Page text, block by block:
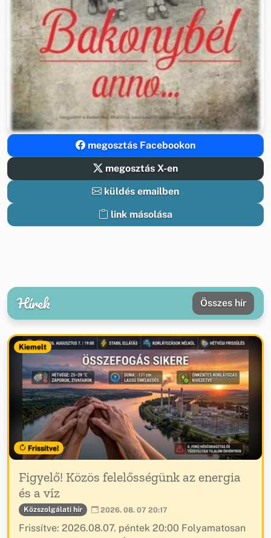
megosztás Facebookon
megosztás X-en
küldés emailben
link másolása
Hírek Összes hír
Kiemelt
Frissítve!
Figyelő! Közös felelősségünk az energia
és a víz
Közszolgálati hír 2026. 08. 07 20:17
Frissítve: 2026.08.07. péntek 20:00 Folyamatosan